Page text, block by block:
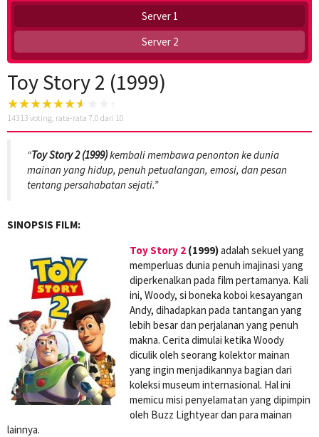
Server 1
Server 2
Toy Story 2 (1999)
14313 voting, rata-rata 7.0 dari 10
“Toy Story 2 (1999)kembali membawa penonton ke dunia
mainan yang hidup, penuh petualangan, emosi, dan pesan
tentang persahabatan sejati.”
SINOPSIS FILM:
Toy Story 2 (1999)adalah sekuel yang
memperluas dunia penuh imajinasi yang
diperkenalkan pada film pertamanya. Kali
ini, Woody, si boneka koboi kesayangan
Andy, dihadapkan pada tantangan yang
lebih besar dan perjalanan yang penuh
makna. Cerita dimulai ketika Woody
diculik oleh seorang kolektor mainan
yang ingin menjadikannya bagian dari
koleksi museum internasional. Hal ini
memicu misi penyelamatan yang dipimpin
oleh Buzz Lightyear dan para mainan
lainnya.